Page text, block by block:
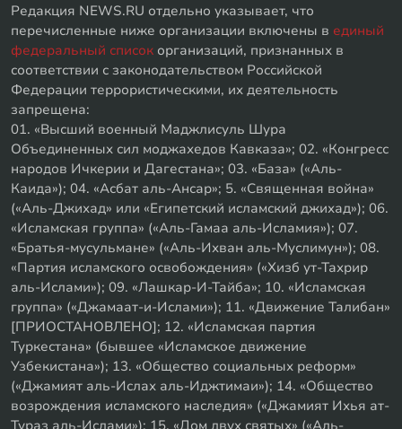
Редакция NEWS.RU отдельно указывает, что
перечисленные ниже организации включены в единый
федеральный список организаций, признанных в
соответствии с законодательством Российской
Федерации террористическими, их деятельность
запрещена:
01. «Высший военный Маджлисуль Шура
Объединенных сил моджахедов Кавказа»; 02. «Конгресс
народов Ичкерии и Дагестана»; 03. «База» («Аль-
Каида»); 04. «Асбат аль-Ансар»; 5. «Священная война»
(«Аль-Джихад» или «Египетский исламский джихад»); 06.
«Исламская группа» («Аль-Гамаа аль-Исламия»); 07.
«Братья-мусульмане» («Аль-Ихван аль-Муслимун»); 08.
«Партия исламского освобождения» («Хизб ут-Тахрир
аль-Ислами»); 09. «Лашкар-И-Тайба»; 10. «Исламская
группа» («Джамаат-и-Ислами»); 11. «Движение Талибан»
[ПРИОСТАНОВЛЕНО]; 12. «Исламская партия
Туркестана» (бывшее «Исламское движение
Узбекистана»); 13. «Общество социальных реформ»
(«Джамият аль-Ислах аль-Иджтимаи»); 14. «Общество
возрождения исламского наследия» («Джамият Ихья ат-
Тураз аль-Ислами»); 15. «Дом двух святых» («Аль-